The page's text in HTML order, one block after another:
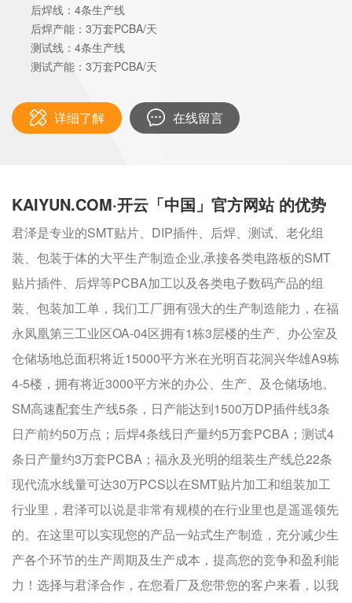
后焊线：4条生产线
后焊产能：3万套PCBA/天
测试线：4条生产线
测试产能：3万套PCBA/天
详细了解 在线留言
KAIYUN.COM·开云「中国」官方网站 的优势
君泽是专业的SMT贴片、DIP插件、后焊、测试、老化组
装、包装于体的大平生产制造企业,承接各类电路板的SMT
贴片插件、后焊等PCBA加工以及各类电子数码产品的组
装、包装加工单，我们工厂拥有强大的生产制造能力，在福
永凤凰第三工业区OA-04区拥有1栋3层楼的生产、办公室及
仓储场地总面积将近15000平方米在光明百花洞兴华雄A9栋
4-5楼，拥有将近3000平方米的办公、生产、及仓储场地。
SM高速配套生产线5条，日产能达到1500万DP插件线3条
日产前约50万点；后焊4条线日产量约5万套PCBA；测试4
条日产量约3万套PCBA；福永及光明的组装生产线总22条
现代流水线量可达30万PCS以在SMT贴片加工和组装加工
行业里，君泽可以说是非常有规模的在行业里也是遥遥领先
的。在这里可以实现您的产品一站式生产制造，充分减少生
产各个环节的生产周期及生产成本，提高您的竞争和盈利能
力！选择与君泽合作，在您看厂及您带您的客户来看，以我